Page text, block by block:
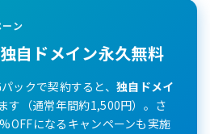
ン
自ドメイン永久無料
ックで契約すると、独自ドメイ
す（通常年間約1,500円）。さ
になるキャンペーンも実施